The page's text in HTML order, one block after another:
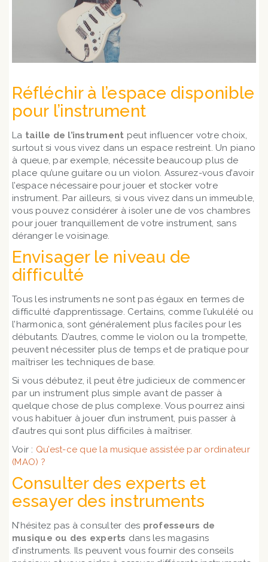
Réfléchir à l’espace disponible
pour l’instrument
La taille de l’instrument peut influencer votre choix,
surtout si vous vivez dans un espace restreint. Un piano
à queue, par exemple, nécessite beaucoup plus de
place qu’une guitare ou un violon. Assurez-vous d’avoir
l’espace nécessaire pour jouer et stocker votre
instrument. Par ailleurs, si vous vivez dans un immeuble,
vous pouvez considérer à isoler une de vos chambres
pour jouer tranquillement de votre instrument, sans
déranger le voisinage.
Envisager le niveau de
difficulté
Tous les instruments ne sont pas égaux en termes de
difficulté d’apprentissage. Certains, comme l’ukulélé ou
l’harmonica, sont généralement plus faciles pour les
débutants. D’autres, comme le violon ou la trompette,
peuvent nécessiter plus de temps et de pratique pour
maîtriser les techniques de base.
Si vous débutez, il peut être judicieux de commencer
par un instrument plus simple avant de passer à
quelque chose de plus complexe. Vous pourrez ainsi
vous habituer à jouer d’un instrument, puis passer à
d’autres qui sont plus difficiles à maîtriser.
Voir : Qu’est-ce que la musique assistée par ordinateur
(MAO) ?
Consulter des experts et
essayer des instruments
N’hésitez pas à consulter des professeurs de
musique ou des experts dans les magasins
d’instruments. Ils peuvent vous fournir des conseils